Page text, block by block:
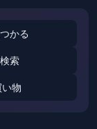
かる
索
物